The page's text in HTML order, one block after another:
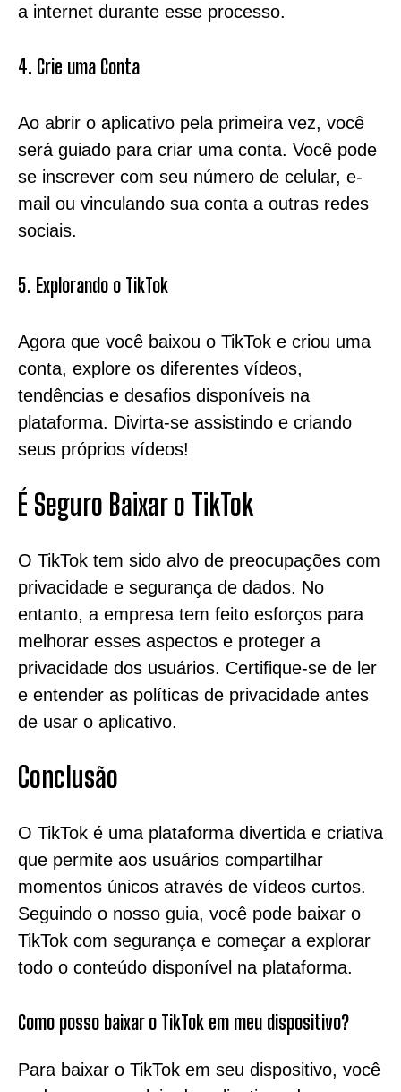
a internet durante esse processo.
4. Crie uma Conta
Ao abrir o aplicativo pela primeira vez, você
será guiado para criar uma conta. Você pode
se inscrever com seu número de celular, e-
mail ou vinculando sua conta a outras redes
sociais.
5. Explorando o TikTok
Agora que você baixou o TikTok e criou uma
conta, explore os diferentes vídeos,
tendências e desafios disponíveis na
plataforma. Divirta-se assistindo e criando
seus próprios vídeos!
É Seguro Baixar o TikTok
O TikTok tem sido alvo de preocupações com
privacidade e segurança de dados. No
entanto, a empresa tem feito esforços para
melhorar esses aspectos e proteger a
privacidade dos usuários. Certifique-se de ler
e entender as políticas de privacidade antes
de usar o aplicativo.
Conclusão
O TikTok é uma plataforma divertida e criativa
que permite aos usuários compartilhar
momentos únicos através de vídeos curtos.
Seguindo o nosso guia, você pode baixar o
TikTok com segurança e começar a explorar
todo o conteúdo disponível na plataforma.
Como posso baixar o TikTok em meu dispositivo?
Para baixar o TikTok em seu dispositivo, você